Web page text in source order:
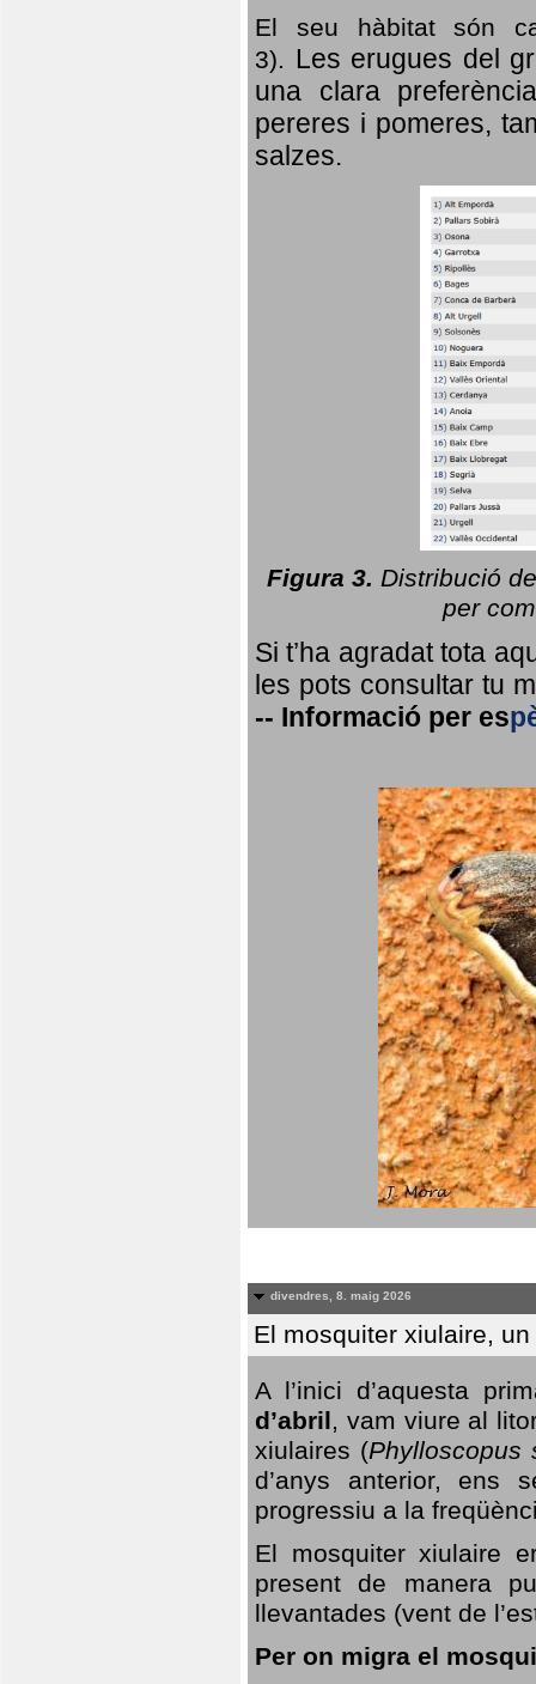
El seu hàbitat són
3). Les erugues del
una clara
pereres i pomeres,
salzes.
Figura 3. Distribució
per
Si t’ha agradat tota
les pots consultar tu
-- Informació per es
divendres, 8. maig 2026
El mosquiter xiulaire,
A l’inici d’aquesta
d’abril, vam viure al
xiulaires (Phylloscopus
d’anys anterior, ens
progressiu a la
El mosquiter xiulaire
present de manera
llevantades (vent de
Per on migra el